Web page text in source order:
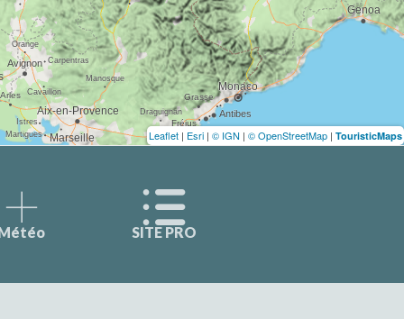
Leaflet | Esri | © IGN | © OpenStreetMap | TouristicMaps
SITE PRO